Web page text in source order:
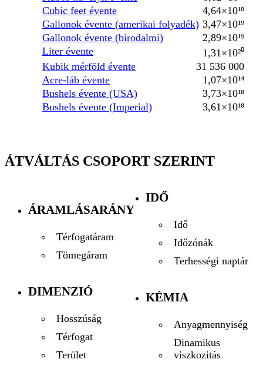
Cubic feet évente
4,64×10¹⁸
Gallonok évente (amerikai folyadék) 3,47×10¹⁹
Gallonok évente (birodalmi)
2,89×10¹⁹
Liter évente
1,31×10²⁰
Kubik mérföld évente
31 536 000
Acre-láb évente
1,07×10¹⁴
Bushels évente (USA)
3,73×10¹⁸
Bushels évente (Imperial)
3,61×10¹⁸
ÁTVÁLTÁS CSOPORT SZERINT
ÁRAMLÁSARÁNY
Térfogatáram
Tömegáram
DIMENZIÓ
Hosszúság
Térfogat
Terület
IDŐ
Idő
Időzónák
Terhességi naptár
KÉMIA
Anyagmennyiség
Dinamikus
viszkozitás